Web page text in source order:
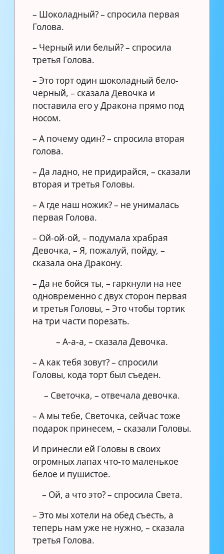
– Шоколадный? – спросила первая
Голова.
– Черный или белый? – спросила
третья Голова.
– Это торт один шоколадный бело-
черный, – сказала Девочка и
поставила его у Дракона прямо под
носом.
– А почему один? – спросила вторая
голова.
– Да ладно, не придирайся, – сказали
вторая и третья Головы.
– А где наш ножик? – не унималась
первая Голова.
– Ой-ой-ой, – подумала храбрая
Девочка, – Я, пожалуй, пойду, –
сказала она Дракону.
– Да не бойся ты, – гаркнули на нее
одновременно с двух сторон первая
и третья Головы, – Это чтобы тортик
на три части порезать.
– А-а-а, – сказала Девочка.
– А как тебя зовут? – спросили
Головы, кода торт был съеден.
– Светочка, – отвечала девочка.
– А мы тебе, Светочка, сейчас тоже
подарок принесем, – сказали Головы.
И принесли ей Головы в своих
огромных лапах что-то маленькое
белое и пушистое.
– Ой, а что это? – спросила Света.
– Это мы хотели на обед съесть, а
теперь нам уже не нужно, – сказала
третья Голова.